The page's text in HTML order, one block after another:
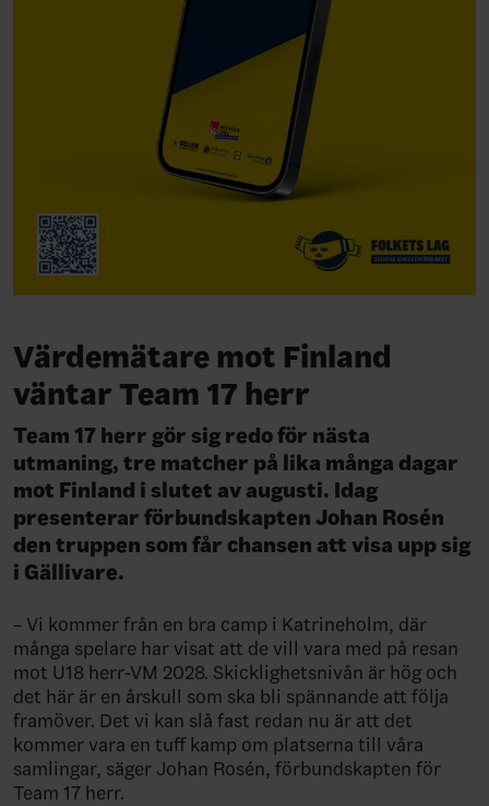
Värdemätare mot Finland
väntar Team 17 herr
Team 17 herr gör sig redo för nästa
utmaning, tre matcher på lika många dagar
mot Finland i slutet av augusti. Idag
presenterar förbundskapten Johan Rosén
den truppen som får chansen att visa upp sig
i Gällivare.
– Vi kommer från en bra camp i Katrineholm, där
många spelare har visat att de vill vara med på resan
mot U18 herr-VM 2028. Skicklighetsnivån är hög och
det här är en årskull som ska bli spännande att följa
framöver. Det vi kan slå fast redan nu är att det
kommer vara en tuff kamp om platserna till våra
samlingar, säger Johan Rosén, förbundskapten för
Team 17 herr.